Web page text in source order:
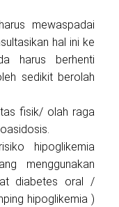
mewaspadai
hal ini ke
harus berhenti
sedikit berolah
fisik/ olah raga
hipoglikemia
menggunakan
diabetes oral /
hipoglikemia )